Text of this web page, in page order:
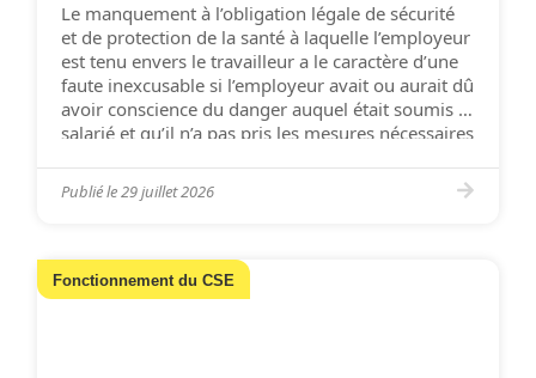
Le manquement à l’obligation légale de sécurité
et de protection de la santé à laquelle l’employeur
est tenu envers le travailleur a le caractère d’une
faute inexcusable si l’employeur avait ou aurait dû
avoir conscience du danger auquel était soumis le
salarié et qu’il n’a pas pris les mesures nécessaires
Publié le29 juillet 2026
Fonctionnement du CSE